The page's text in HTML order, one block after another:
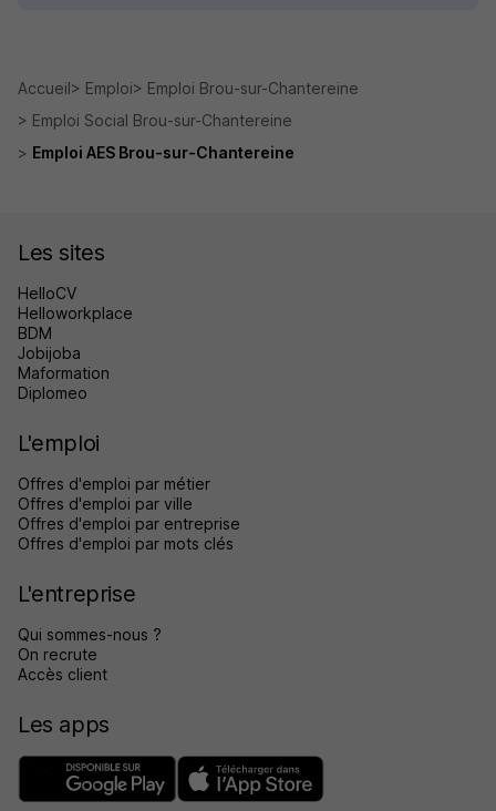
Accueil Emploi
Emploi Brou-sur-Chantereine
Emploi Social Brou-sur-Chantereine
Emploi AES Brou-sur-Chantereine
Les sites
HelloCV
Helloworkplace
BDM
Jobijoba
Maformation
Diplomeo
L'emploi
Offres d'emploi par métier
Offres d'emploi par ville
Offres d'emploi par entreprise
Offres d'emploi par mots clés
L'entreprise
Qui sommes-nous ?
On recrute
Accès client
Les apps